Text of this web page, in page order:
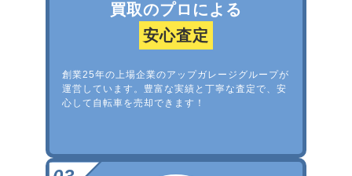
買取のプロによる
安心査定
創業25年の上場企業のアップガレージグループが
運営しています。豊富な実績と丁寧な査定で、安
心して自転車を売却できます！